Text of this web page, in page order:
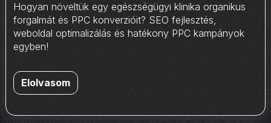
Hogyan növeltük egy egészségügyi klinika organikus
forgalmát és PPC konverzióit? SEO fejlesztés,
weboldal optimalizálás és hatékony PPC kampányok
egyben!
Elolvasom